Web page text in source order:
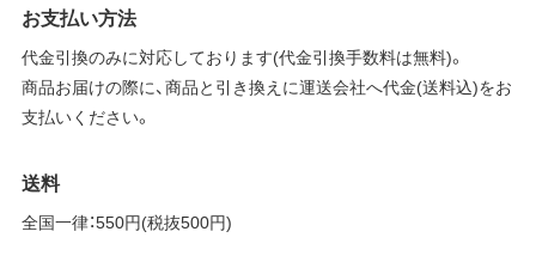
お支払い方法
代金引換のみに対応しております(代金引換手数料は無料)。
商品お届けの際に、商品と引き換えに運送会社へ代金(送料込)をお
支払いください。
送料
全国一律：550円(税抜500円)